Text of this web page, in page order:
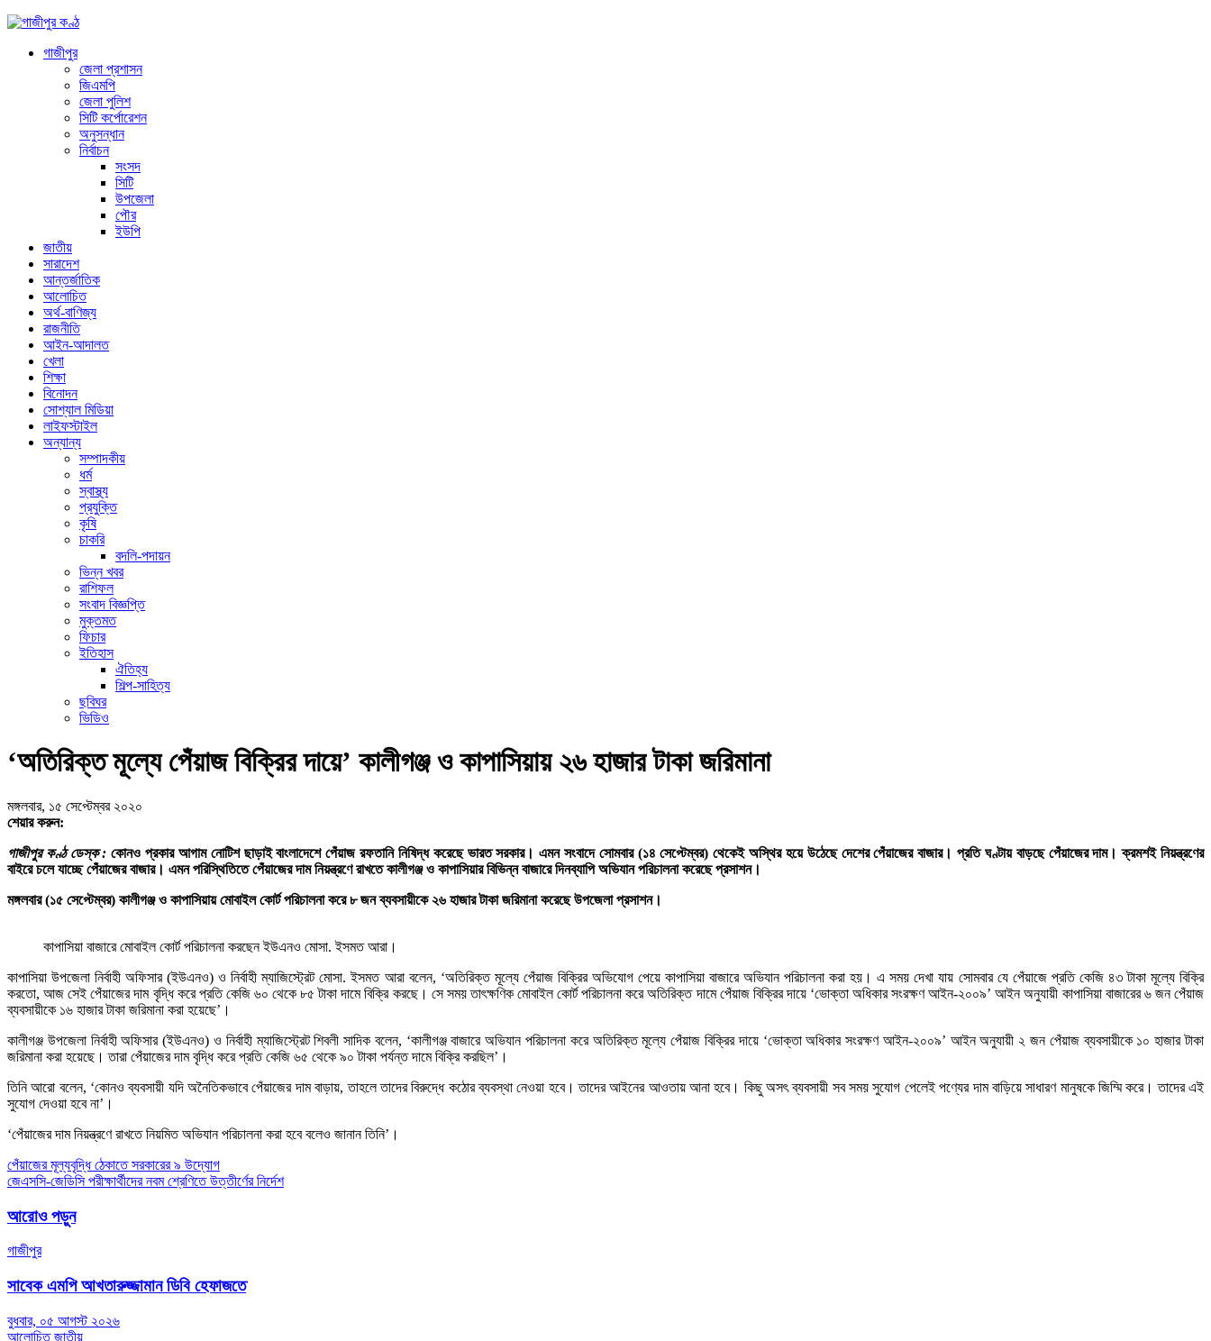
গাজীপুর
জেলা প্রশাসন
জিএমপি
জেলা পুলিশ
সিটি কর্পোরেশন
অনুসন্ধান
নির্বাচন
সংসদ
সিটি
উপজেলা
পৌর
ইউপি
জাতীয়
সারাদেশ
আন্তর্জাতিক
আলোচিত
অর্থ-বাণিজ্য
রাজনীতি
আইন-আদালত
খেলা
শিক্ষা
বিনোদন
সোশ্যাল মিডিয়া
লাইফস্টাইল
অন্যান্য
সম্পাদকীয়
ধর্ম
স্বাস্থ্য
প্রযুক্তি
কৃষি
চাকরি
বদলি-পদায়ন
ভিন্ন খবর
রাশিফল
সংবাদ বিজ্ঞপ্তি
মুক্তমত
ফিচার
ইতিহাস
ঐতিহ্য
শিল্প-সাহিত্য
ছবিঘর
ভিডিও
‘অতিরিক্ত মূল্যে পেঁয়াজ বিক্রির দায়ে’ কালীগঞ্জ ও কাপাসিয়ায় ২৬ হাজার টাকা জরিমানা
মঙ্গলবার, ১৫ সেপ্টেম্বর ২০২০
শেয়ার করুন:
গাজীপুর কণ্ঠ ডেস্ক : কোনও প্রকার আগাম নোটিশ ছাড়াই বাংলাদেশে পেঁয়াজ রফতানি নিষিদ্ধ করেছে ভারত সরকার। এমন সংবাদে সোমবার (১৪ সেপ্টেম্বর) থেকেই অস্থির হয়ে উঠেছে দেশের পেঁয়াজের বাজার। প্রতি ঘণ্টায় বাড়ছে পেঁয়াজের দাম। ক্রমশই নিয়ন্ত্রণের
বাইরে চলে যাচ্ছে পেঁয়াজের বাজার। এমন পরিস্থিতিতে পেঁয়াজের দাম নিয়ন্ত্রণে রাখতে কালীগঞ্জ ও কাপাসিয়ার বিভিন্ন বাজারে দিনব্যাপি অভিযান পরিচালনা করেছে প্রসাশন।
মঙ্গলবার (১৫ সেপ্টেম্বর) কালীগঞ্জ ও কাপাসিয়ায় মোবাইল কোর্ট পরিচালনা করে ৮ জন ব্যবসায়ীকে ২৬ হাজার টাকা জরিমানা করেছে উপজেলা প্রসাশন।
কাপাসিয়া বাজারে মোবাইল কোর্ট পরিচালনা করছেন ইউএনও মোসা. ইসমত আরা।
কাপাসিয়া উপজেলা নির্বাহী অফিসার (ইউএনও) ও নির্বাহী ম্যাজিস্ট্রেট মোসা. ইসমত আরা বলেন, ‘অতিরিক্ত মূল্যে পেঁয়াজ বিক্রির অভিযোগ পেয়ে কাপাসিয়া বাজারে অভিযান পরিচালনা করা হয়। এ সময় দেখা যায় সোমবার যে পেঁয়াজে প্রতি কেজি ৪৩ টাকা মূল্যে বিক্রি
করতো, আজ সেই পেঁয়াজের দাম বৃদ্ধি করে প্রতি কেজি ৬০ থেকে ৮৫ টাকা দামে বিক্রি করছে। সে সময় তাৎক্ষণিক মোবাইল কোর্ট পরিচালনা করে অতিরিক্ত দামে পেঁয়াজ বিক্রির দায়ে ‘ভোক্তা অধিকার সংরক্ষণ আইন-২০০৯’ আইন অনুযায়ী কাপাসিয়া বাজারের ৬ জন পেঁয়াজ
ব্যবসায়ীকে ১৬ হাজার টাকা জরিমানা করা হয়েছে’।
কালীগঞ্জ উপজেলা নির্বাহী অফিসার (ইউএনও) ও নির্বাহী ম্যাজিস্ট্রেট শিবলী সাদিক বলেন, ‘কালীগঞ্জ বাজারে অভিযান পরিচালনা করে অতিরিক্ত মূল্যে পেঁয়াজ বিক্রির দায়ে ‘ভোক্তা অধিকার সংরক্ষণ আইন-২০০৯’ আইন অনুযায়ী ২ জন পেঁয়াজ ব্যবসায়ীকে ১০ হাজার টাকা
জরিমানা করা হয়েছে। তারা পেঁয়াজের দাম বৃদ্ধি করে প্রতি কেজি ৬৫ থেকে ৯০ টাকা পর্যন্ত দামে বিক্রি করছিল’।
তিনি আরো বলেন, ‘কোনও ব্যবসায়ী যদি অনৈতিকভাবে পেঁয়াজের দাম বাড়ায়, তাহলে তাদের বিরুদ্ধে কঠোর ব্যবস্থা নেওয়া হবে। তাদের আইনের আওতায় আনা হবে। কিছু অসৎ ব্যবসায়ী সব সময় সুযোগ পেলেই পণ্যের দাম বাড়িয়ে সাধারণ মানুষকে জিম্মি করে। তাদের এই
সুযোগ দেওয়া হবে না’।
‘পেঁয়াজের দাম নিয়ন্ত্রণে রাখতে নিয়মিত অভিযান পরিচালনা করা হবে বলেও জানান তিনি’।
Post
navigation
পেঁয়াজের মূল্যবৃদ্ধি ঠেকাতে সরকারের ৯ উদ্যোগ
জেএসসি-জেডিসি পরীক্ষার্থীদের নবম শ্রেণিতে উত্তীর্ণের নির্দেশ
আরোও পড়ুন
গাজীপুর
সাবেক এমপি আখতারুজ্জামান ডিবি হেফাজতে
বুধবার, ০৫ আগস্ট ২০২৬
আলোচিত জাতীয়